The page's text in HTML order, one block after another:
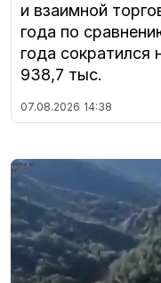
и взаимной
года по
года сократился
938,7 тыс.
07.08.2026 14:38